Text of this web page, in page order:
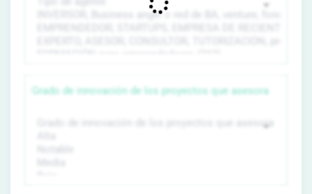
Grado de innovación de los proyectos que asesora